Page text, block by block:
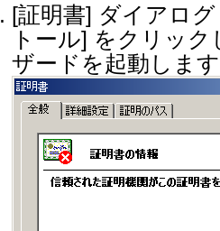
[証明書] ダイアロ
トール] をクリッ
ザードを起動しま